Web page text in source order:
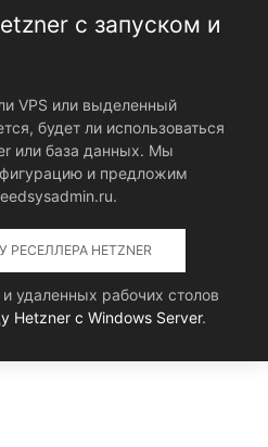
с запуском и
VPS или выделенный
будет ли использоваться
или база данных. Мы
и предложим
HETZNER
удаленных рабочих столов
Hetzner с Windows Server.